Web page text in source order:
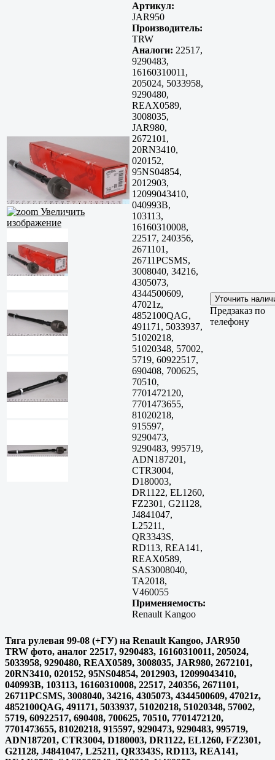
Увеличить
изображение
Артикул:
JAR950
Производитель:
TRW
Аналоги: 22517,
9290483,
16160310011,
205024, 5033958,
9290480,
REAX0589,
3008035,
JAR980,
2672101,
20RN3410,
020152,
95NS04854,
2012903,
12099043410,
040993B,
103113,
16160310008,
22517, 240356,
2671101,
26711PCSMS,
3008040, 34216,
4305073,
4344500609,
47021z,
4852100QAG,
491171, 5033937,
51020218,
51020348, 57002,
5719, 60922517,
690408, 700625,
70510,
7701472120,
7701473655,
81020218,
915597,
9290473,
9290483, 995719,
ADN187201,
CTR3004,
D180003,
DR1122, EL1260,
FZ2301, G21128,
J4841047,
L25211,
QR3343S,
RD113, REA141,
REAX0589,
SAS3008040,
TA2018,
V460055
Применяемость:
Renault Kangoo
Предзаказ по
телефону
Тяга рулевая 99-08 (+ГУ) на Renault Kangoo, JAR950
TRW фото, аналог 22517, 9290483, 16160310011, 205024,
5033958, 9290480, REAX0589, 3008035, JAR980, 2672101,
20RN3410, 020152, 95NS04854, 2012903, 12099043410,
040993B, 103113, 16160310008, 22517, 240356, 2671101,
26711PCSMS, 3008040, 34216, 4305073, 4344500609, 47021z,
4852100QAG, 491171, 5033937, 51020218, 51020348, 57002,
5719, 60922517, 690408, 700625, 70510, 7701472120,
7701473655, 81020218, 915597, 9290473, 9290483, 995719,
ADN187201, CTR3004, D180003, DR1122, EL1260, FZ2301,
G21128, J4841047, L25211, QR3343S, RD113, REA141,